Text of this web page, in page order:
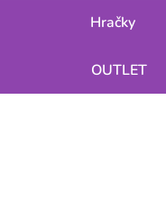
Hračky
OUTLET
Domů
/ Party